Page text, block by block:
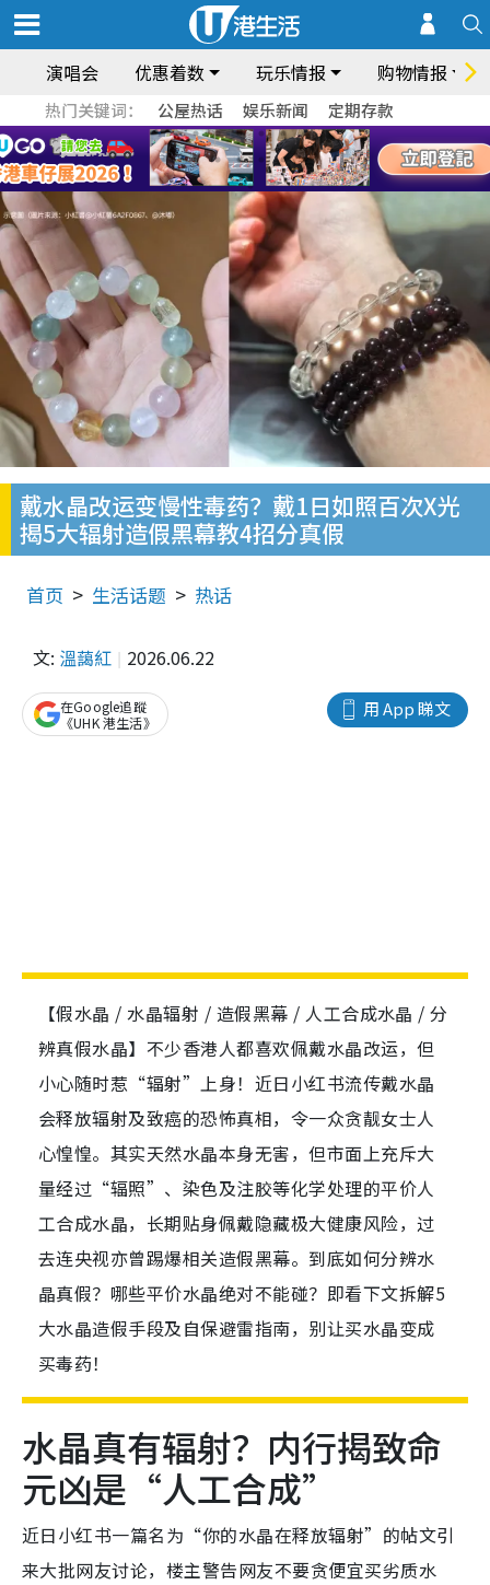
演唱会 优惠着数 玩乐情报 购物情报
热门关键词： 公屋热话 娱乐新闻 定期存款
戴水晶改运变慢性毒药？戴1日如照百次X光
揭5大辐射造假黑幕教4招分真假
首页 生活话题 热话
文: 溫藹紅 2026.06.22
用 App 睇文
在Google追蹤
《UHK 港生活》
【假水晶 / 水晶辐射 / 造假黑幕 / 人工合成水晶 / 分
辨真假水晶】不少香港人都喜欢佩戴水晶改运，但
小心随时惹“辐射”上身！近日小红书流传戴水晶
会释放辐射及致癌的恐怖真相，令一众贪靓女士人
心惶惶。其实天然水晶本身无害，但市面上充斥大
量经过“辐照”、染色及注胶等化学处理的平价人
工合成水晶，长期贴身佩戴隐藏极大健康风险，过
去连央视亦曾踢爆相关造假黑幕。到底如何分辨水
晶真假？哪些平价水晶绝对不能碰？即看下文拆解5
大水晶造假手段及自保避雷指南，别让买水晶变成
买毒药！
水晶真有辐射？内行揭致命
元凶是“人工合成”
近日小红书一篇名为“你的水晶在释放辐射”的帖文引
来大批网友讨论，楼主警告网友不要贪便宜买劣质水